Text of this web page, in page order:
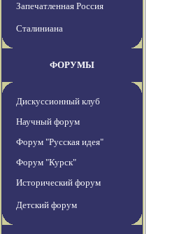
Запечатленная Россия
Сталиниана
ФОРУМЫ
Дискуссионный клуб
Научный форум
Форум "Русская идея"
Форум "Курск"
Исторический форум
Детский форум